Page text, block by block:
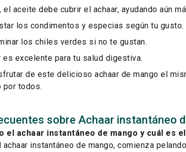
el aceite debe cubrir el achaar, ayudando aún
los condimentos y especias según tu gusto.
los chiles verdes si no te gustan.
es excelente para tu salud digestiva.
de este delicioso achaar de mango el
por todos.
sobre Achaar instantáneo
el achaar instantáneo de mango y cuál es
achaar instantáneo de mango, comienza